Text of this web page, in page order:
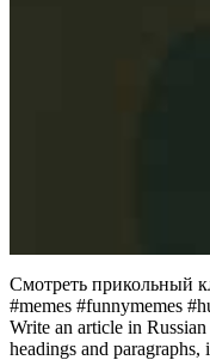
Смотреть прикольный
#memes #funnymemes
Write an article in
headings and paragraphs,